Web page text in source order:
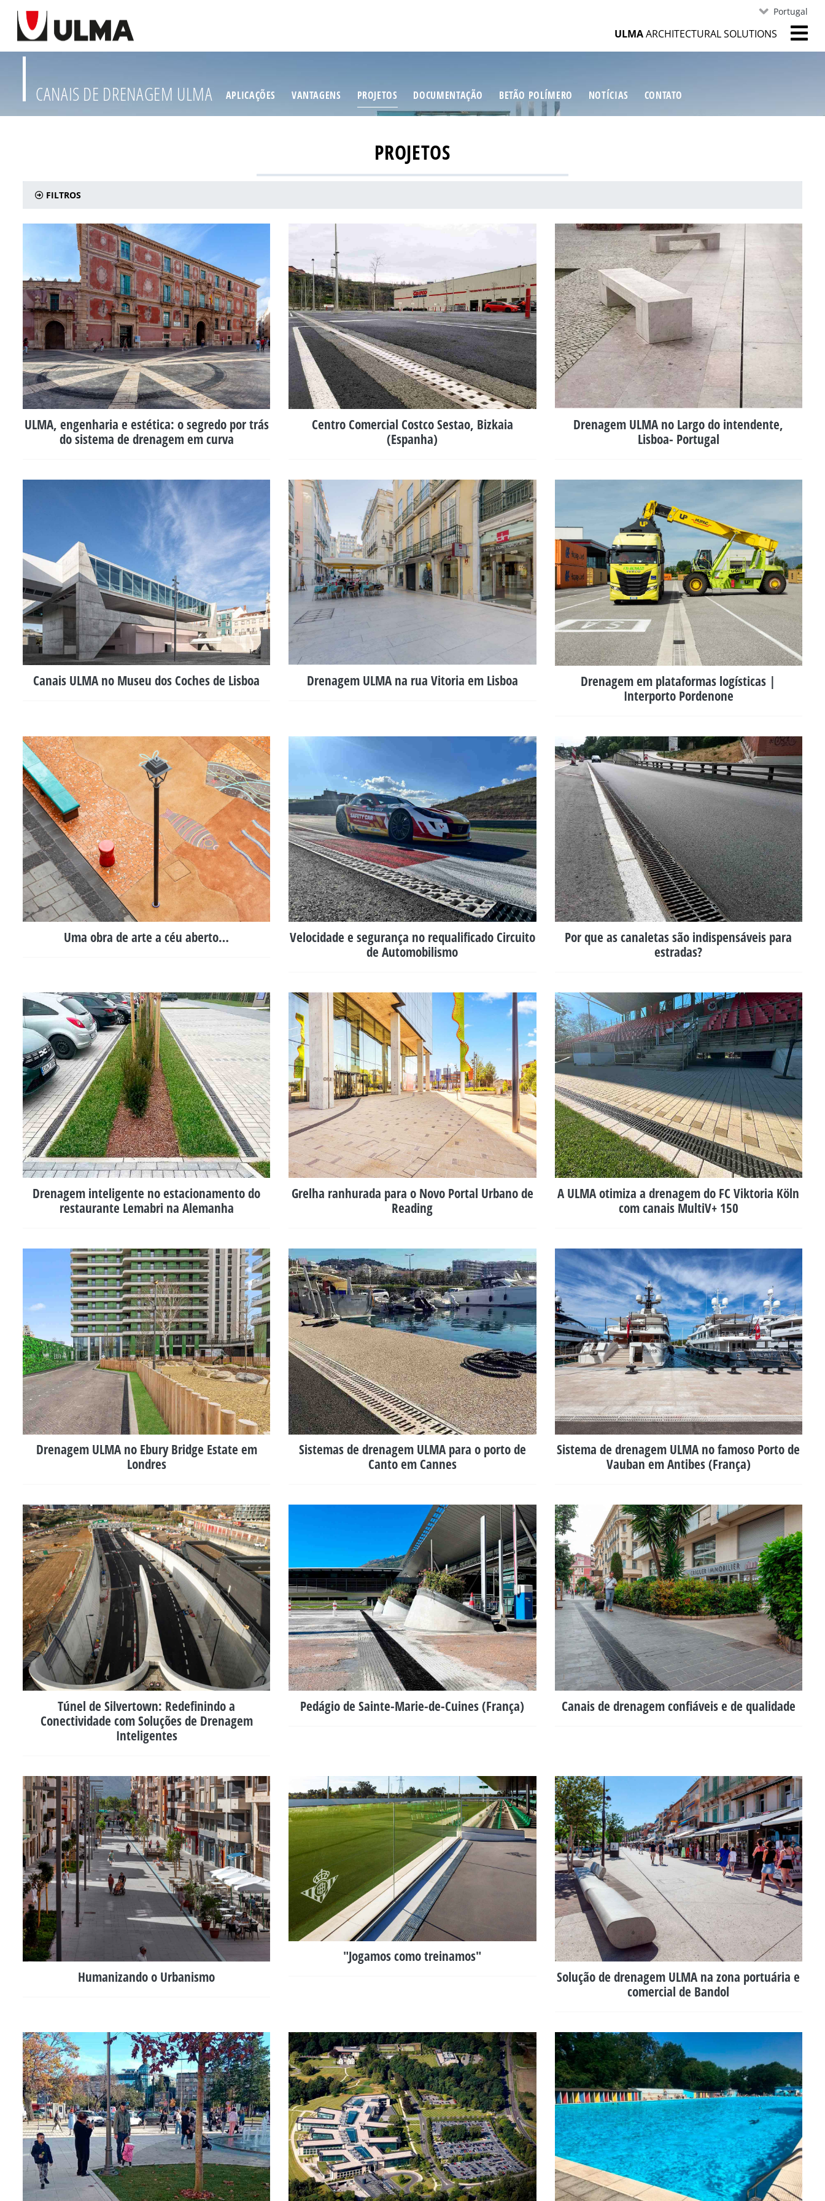
Portugal
ULMAARCHITECTURAL SOLUTIONS
CANAIS DE DRENAGEM ULMA APLICAÇÕES VANTAGENS PROJETOS DOCUMENTAÇÃO BETÃO POLÍMERO NOTÍCIAS CONTATO
PROJETOS
FILTROS
ULMA, engenharia e estética: o segredo por trás
do sistema de drenagem em curva
Centro Comercial Costco Sestao, Bizkaia
(Espanha)
Drenagem ULMA no Largo do intendente,
Lisboa- Portugal
Canais ULMA no Museu dos Coches de Lisboa Drenagem ULMA na rua Vitoria em Lisboa
Drenagem em plataformas logísticas |
Interporto Pordenone
Uma obra de arte a céu aberto…
Velocidade e segurança no requalificado Circuito
de Automobilismo
Por que as canaletas são indispensáveis para
estradas?
Drenagem inteligente no estacionamento do
restaurante Lemabri na Alemanha
Grelha ranhurada para o Novo Portal Urbano de
Reading
A ULMA otimiza a drenagem do FC Viktoria Köln
com canais MultiV+ 150
Drenagem ULMA no Ebury Bridge Estate em
Londres
Sistemas de drenagem ULMA para o porto de
Canto em Cannes
Sistema de drenagem ULMA no famoso Porto de
Vauban em Antibes (França)
Túnel de Silvertown: Redefinindo a
Conectividade com Soluções de Drenagem
Inteligentes
Pedágio de Sainte-Marie-de-Cuines (França) Canais de drenagem confiáveis e de qualidade
Humanizando o Urbanismo
"Jogamos como treinamos"
Solução de drenagem ULMA na zona portuária e
comercial de Bandol